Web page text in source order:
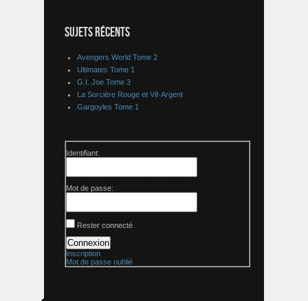
SUJETS RÉCENTS
Avengers World Tome 2
Ultimates Tome 1
G.I. Joe Tome 3
La Sorcière Rouge et Vif-Argent
Gargoyles Tome 1
Identifiant:
Mot de passe:
Rester connecté
Connexion
Inscription
Mot de passe oublié